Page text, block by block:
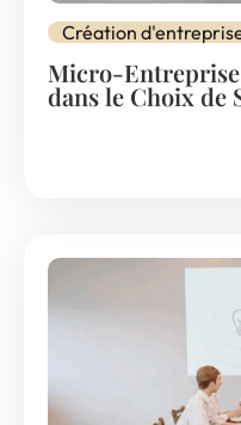
Création
Micro-
dans le Choix